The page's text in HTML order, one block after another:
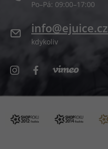
Po–Pá: 09:00–17:00
info@ejuice.cz
kdykoliv